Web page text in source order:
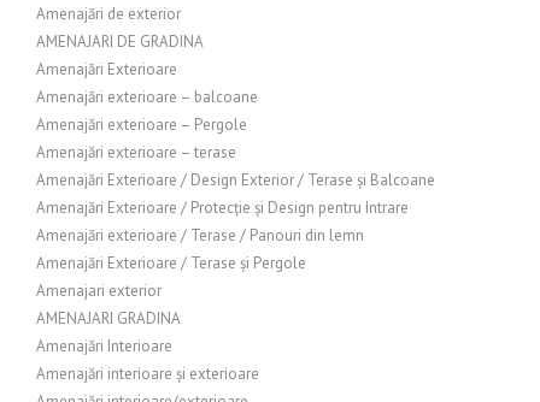
Amenajări de exterior
AMENAJARI DE GRADINA
Amenajări Exterioare
Amenajări exterioare – balcoane
Amenajări exterioare – Pergole
Amenajări exterioare – terase
Amenajări Exterioare / Design Exterior / Terase și Balcoane
Amenajări Exterioare / Protecție și Design pentru Intrare
Amenajări exterioare / Terase / Panouri din lemn
Amenajări Exterioare / Terase și Pergole
Amenajari exterior
AMENAJARI GRADINA
Amenajări Interioare
Amenajări interioare și exterioare